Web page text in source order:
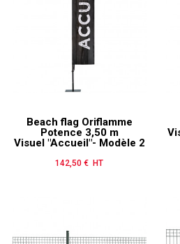
Beach flag Oriflamme
Potence 3,50 m
Visuel "Accueil"- Modèle 2
Prix
142,50 € HT